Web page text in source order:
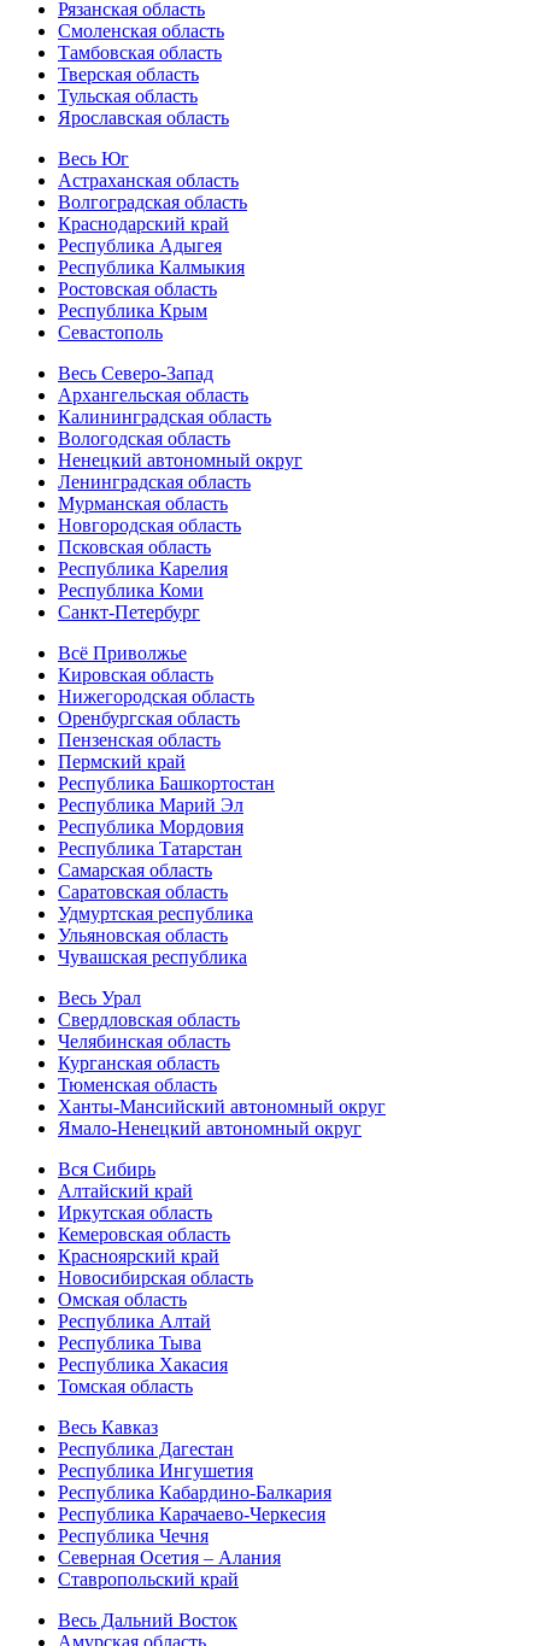
Рязанская область
Смоленская область
Тамбовская область
Тверская область
Тульская область
Ярославская область
Весь Юг
Астраханская область
Волгоградская область
Краснодарский край
Республика Адыгея
Республика Калмыкия
Ростовская область
Республика Крым
Севастополь
Весь Северо-Запад
Архангельская область
Калининградская область
Вологодская область
Ненецкий автономный округ
Ленинградская область
Мурманская область
Новгородская область
Псковская область
Республика Карелия
Республика Коми
Санкт-Петербург
Всё Приволжье
Кировская область
Нижегородская область
Оренбургская область
Пензенская область
Пермский край
Республика Башкортостан
Республика Марий Эл
Республика Мордовия
Республика Татарстан
Самарская область
Саратовская область
Удмуртская республика
Ульяновская область
Чувашская республика
Весь Урал
Свердловская область
Челябинская область
Курганская область
Тюменская область
Ханты-Мансийский автономный округ
Ямало-Ненецкий автономный округ
Вся Сибирь
Алтайский край
Иркутская область
Кемеровская область
Красноярский край
Новосибирская область
Омская область
Республика Алтай
Республика Тыва
Республика Хакасия
Томская область
Весь Кавказ
Республика Дагестан
Республика Ингушетия
Республика Кабардино-Балкария
Республика Карачаево-Черкесия
Республика Чечня
Северная Осетия – Алания
Ставропольский край
Весь Дальний Восток
Амурская область